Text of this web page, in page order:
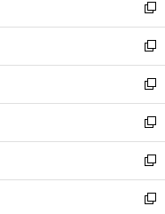
く
で
開
く
ド
ウ
で
開
く
い
ウ
ィ
ン
ド
ウ
で
開
く
新
し
い
ウ
ィ
ン
ド
ウ
で
開
く
新
し
い
ウ
ィ
ン
ド
ウ
で
新
し
い
ウ
ィ
ン
ド
新
し
い
ウ
ィ
新
し
い
新